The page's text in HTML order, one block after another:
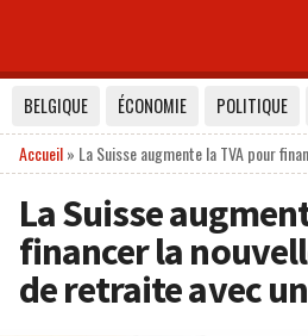
BELGIQUE ÉCONOMIE POLITIQUE
Accueil» La Suisse augmente la TVA pour
La Suisse
financer la
de retraite avec